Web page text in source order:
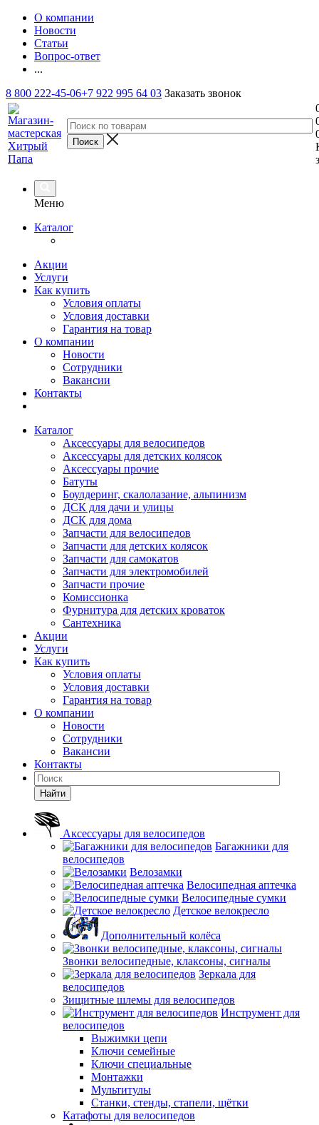
О компании
Новости
Статьи
Вопрос-ответ
...
8 800 222-45-06+7 922 995 64 03 Заказать звонок
Меню
Каталог
Акции
Услуги
Как купить
Условия оплаты
Условия доставки
Гарантия на товар
О компании
Новости
Сотрудники
Вакансии
Контакты
Каталог
Аксессуары для велосипедов
Аксессуары для детских колясок
Аксессуары прочие
Батуты
Боулдеринг, скалолазание, альпинизм
ДСК для дачи и улицы
ДСК для дома
Запчасти для велосипедов
Запчасти для детских колясок
Запчасти для самокатов
Запчасти для электромобилей
Запчасти прочие
Комиссионка
Фурнитура для детских кроваток
Сантехника
Акции
Услуги
Как купить
Условия оплаты
Условия доставки
Гарантия на товар
О компании
Новости
Сотрудники
Вакансии
Контакты
Найти
Аксессуары для велосипедов
Багажники для
велосипедов
Велозамки
Велосипедная аптечка
Велосипедные сумки
Детское велокресло
Дополнительный колёса
Звонки велосипедные, клаксоны, сигналы
Зеркала для
велосипедов
Зищитные шлемы для велосипедов
Инструмент для
велосипедов
Выжимки цепи
Ключи семейные
Ключи специальные
Монтажки
Мультитулы
Станки, стенды, стапели, щётки
Катафоты для велосипедов